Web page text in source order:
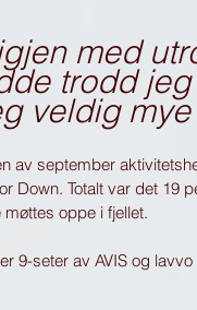
med
trodd
veldig mye
av september
Down. Totalt var det 19
oppe i fjellet.
9-seter av AVIS og